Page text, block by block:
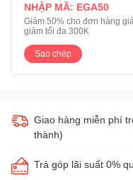
NHẬP MÃ: EGA50
Giảm 50% cho đơn hàng
giảm tối đa 300K
Sao chép
Giao hàng miễn phí
thành)
Trả góp lãi suất 0%